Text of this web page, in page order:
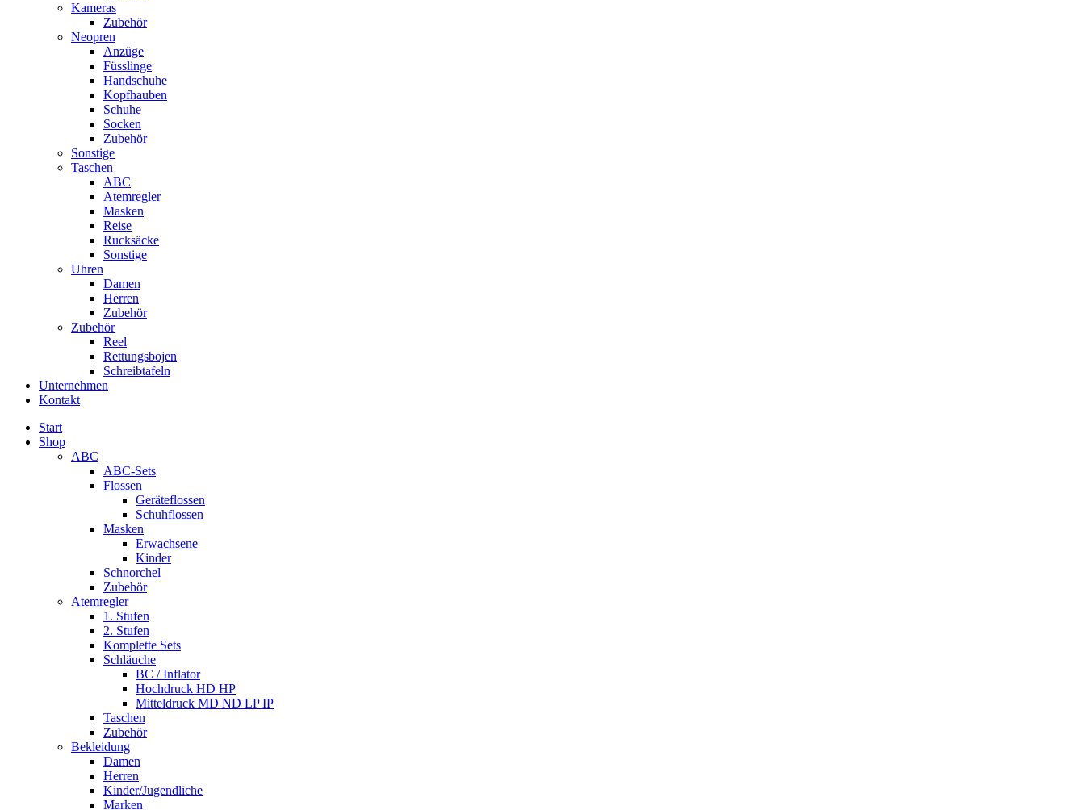
Kameras
Zubehör
Neopren
Anzüge
Füsslinge
Handschuhe
Kopfhauben
Schuhe
Socken
Zubehör
Sonstige
Taschen
ABC
Atemregler
Masken
Reise
Rucksäcke
Sonstige
Uhren
Damen
Herren
Zubehör
Zubehör
Reel
Rettungsbojen
Schreibtafeln
Unternehmen
Kontakt
Start
Shop
ABC
ABC-Sets
Flossen
Geräteflossen
Schuhflossen
Masken
Erwachsene
Kinder
Schnorchel
Zubehör
Atemregler
1. Stufen
2. Stufen
Komplette Sets
Schläuche
BC / Inflator
Hochdruck HD HP
Mitteldruck MD ND LP IP
Taschen
Zubehör
Bekleidung
Damen
Herren
Kinder/Jugendliche
Marken